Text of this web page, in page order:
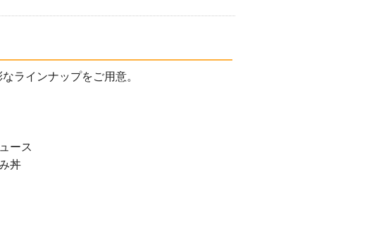
ラインナップをご用意。
ース
丼